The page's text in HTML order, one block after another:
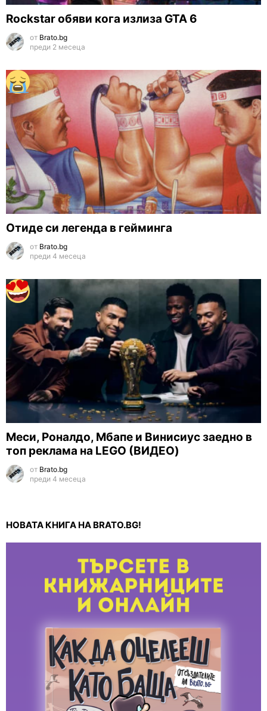
Rockstar обяви кога излиза GTA 6
от Brato.bg
преди 2 месеца
Отиде си легенда в гейминга
от Brato.bg
преди 4 месеца
Меси, Роналдо, Мбапе и Винисиус заедно в
топ реклама на LEGO (ВИДЕО)
от Brato.bg
преди 4 месеца
НОВАТА КНИГА НА BRATO.BG!